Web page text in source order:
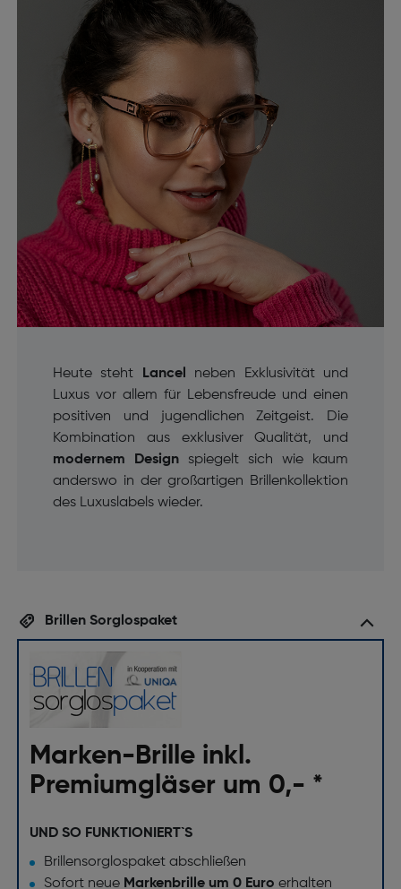
Heute steht Lancel neben Exklusivität und
Luxus vor allem für Lebensfreude und einen
positiven und jugendlichen Zeitgeist. Die
Kombination aus exklusiver Qualität, und
modernem Designspiegelt sich wie kaum
anderswo in der großartigen Brillenkollektion
des Luxuslabels wieder.
Brillen Sorglospaket
Marken-Brille inkl.
Premiumgläser um 0,- *
UND SO FUNKTIONIERT`S
Brillensorglospaket abschließen
Sofort neue Markenbrille um 0 Euro erhalten